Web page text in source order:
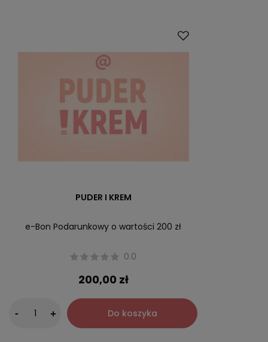
PUDER I KREM
e-Bon Podarunkowy o wartości 200 zł
0.0
200,00 zł
- + Do koszyka